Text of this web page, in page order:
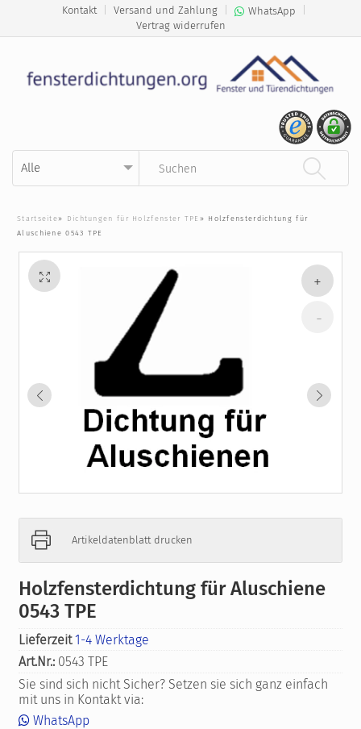
Kontakt Versand und Zahlung WhatsApp
Vertrag widerrufen
Startseite» Dichtungen für Holzfenster TPE » Holzfensterdichtung für
Aluschiene 0543 TPE
Artikeldatenblatt drucken
Holzfensterdichtung für Aluschiene
0543 TPE
Lieferzeit 1-4 Werktage
Art.Nr.: 0543 TPE
Sie sind sich nicht Sicher? Setzen sie sich ganz einfach
mit uns in Kontakt via:
WhatsApp